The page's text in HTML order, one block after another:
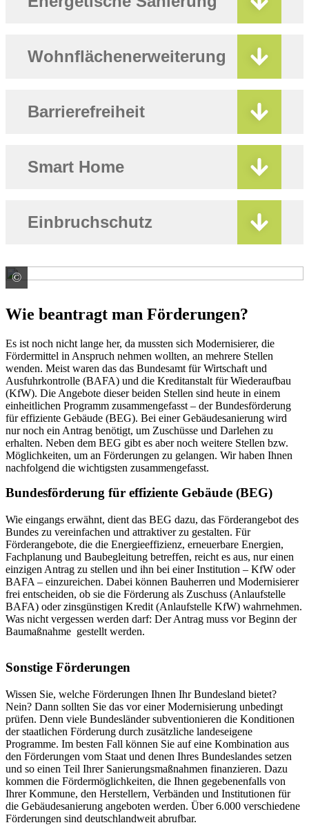
Wohnflächenerweiterung
Barrierefreiheit
Smart Home
Einbruchschutz
© colourbox.de
Wie beantragt man Förderungen?
Es ist noch nicht lange her, da mussten sich Modernisierer, die
Fördermittel in Anspruch nehmen wollten, an mehrere Stellen
wenden. Meist waren das das Bundesamt für Wirtschaft und
Ausfuhrkontrolle (BAFA) und die Kreditanstalt für Wiederaufbau
(KfW). Die Angebote dieser beiden Stellen sind heute in einem
einheitlichen Programm zusammengefasst – der Bundesförderung
für effiziente Gebäude (BEG). Bei einer Gebäudesanierung wird
nur noch ein Antrag benötigt, um Zuschüsse und Darlehen zu
erhalten. Neben dem BEG gibt es aber noch weitere Stellen bzw.
Möglichkeiten, um an Förderungen zu gelangen. Wir haben Ihnen
nachfolgend die wichtigsten zusammengefasst.
Bundesförderung für effiziente Gebäude (BEG)
Wie eingangs erwähnt, dient das BEG dazu, das Förderangebot des
Bundes zu vereinfachen und attraktiver zu gestalten. Für
Förderangebote, die die Energieeffizienz, erneuerbare Energien,
Fachplanung und Baubegleitung betreffen, reicht es aus, nur einen
einzigen Antrag zu stellen und ihn bei einer Institution – KfW oder
BAFA – einzureichen. Dabei können Bauherren und Modernisierer
frei entscheiden, ob sie die Förderung als Zuschuss (Anlaufstelle
BAFA) oder zinsgünstigen Kredit (Anlaufstelle KfW) wahrnehmen.
Was nicht vergessen werden darf: Der Antrag muss vor Beginn der
Baumaßnahme gestellt werden.
Sonstige Förderungen
Wissen Sie, welche Förderungen Ihnen Ihr Bundesland bietet?
Nein? Dann sollten Sie das vor einer Modernisierung unbedingt
prüfen. Denn viele Bundesländer subventionieren die Konditionen
der staatlichen Förderung durch zusätzliche landeseigene
Programme. Im besten Fall können Sie auf eine Kombination aus
den Förderungen vom Staat und denen Ihres Bundeslandes setzen
und so einen Teil Ihrer Sanierungsmaßnahmen finanzieren. Dazu
kommen die Fördermöglichkeiten, die Ihnen gegebenenfalls von
Ihrer Kommune, den Herstellern, Verbänden und Institutionen für
die Gebäudesanierung angeboten werden. Über 6.000 verschiedene
Förderungen sind deutschlandweit abrufbar.